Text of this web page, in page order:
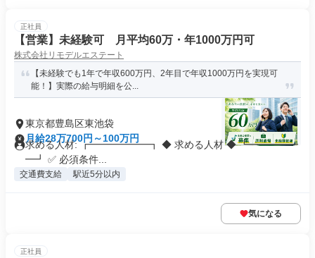
正社員
【営業】未経験可 月平均60万・年1000万円可
株式会社リモデルエステート
【未経験でも1年で年収600万円、2年目で年収1000万円を実現可
能！】実際の給与明細を公...
東京都豊島区東池袋
月給28万700円～100万円
求める人材: ┏━━━━━━┓ ◆ 求める人材 ◆ ┗━━━━━
━┛ ✅ 必須条件...
交通費支給 駅近5分以内
気になる
正社員